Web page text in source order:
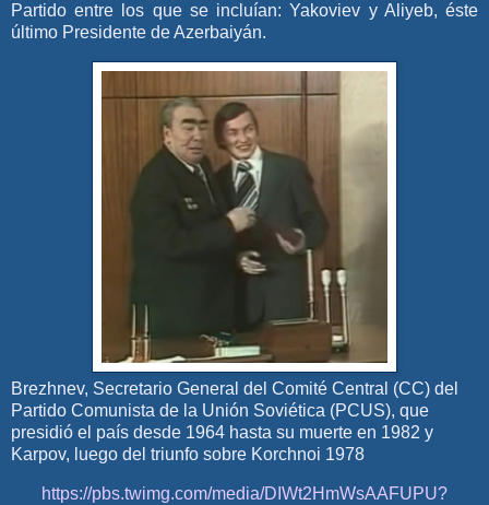
Partido entre los que se incluían: Yakoviev y Aliyeb, éste
último Presidente de Azerbaiyán.
Brezhnev, Secretario General del Comité Central (CC) del
Partido Comunista de la Unión Soviética (PCUS), que
presidió el país desde 1964 hasta su muerte en 1982 y
Karpov, luego del triunfo sobre Korchnoi 1978
https://pbs.twimg.com/media/DIWt2HmWsAAFUPU?